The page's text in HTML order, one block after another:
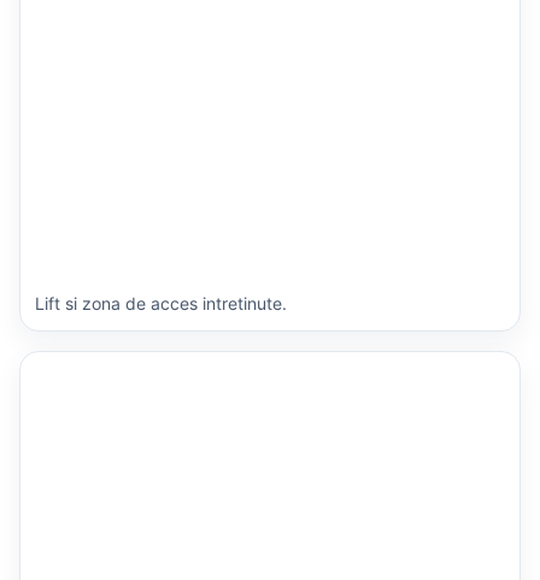
Lift si zona de acces intretinute.